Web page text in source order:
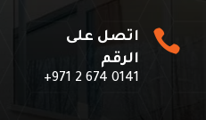

اتصل على
الرقم
+971 2 674 0141